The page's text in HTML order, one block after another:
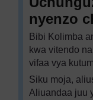
nyenzo
Bibi Kolimba
kwa vitendo
vifaa vya
Siku moja,
Aliuandaa juu